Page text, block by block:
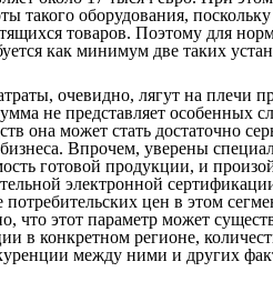
такого оборудования,
товаров. Поэтому для
как минимум две таких
очевидно, лягут на плечи
не представляет особенных
она может стать достаточно
Впрочем, уверены
готовой продукции, и
электронной
потребительских цен в этом
что этот параметр может
в конкретном регионе,
между ними и других